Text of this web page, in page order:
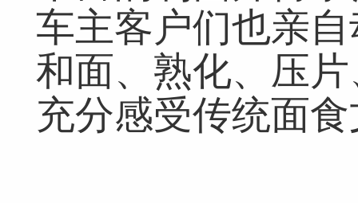
车主客户们也亲
和面、熟化、压
充分感受传统面